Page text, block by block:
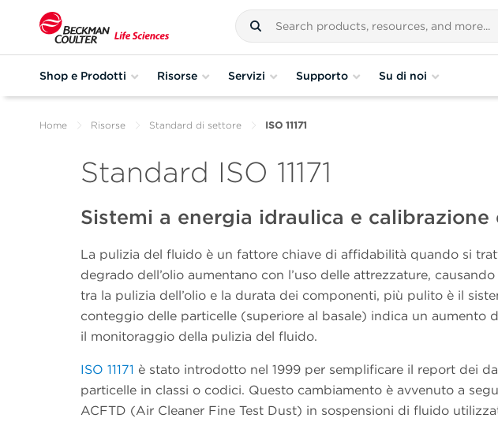
Shop e Prodotti Risorse Servizi Supporto Su di noi
Home Risorse Standard di settore ISO 11171
Standard ISO 11171
Sistemi a energia idraulica e
La pulizia del fluido è un fattore chiave di affidabilità quando si
degrado dell’olio aumentano con l’uso delle attrezzature,
tra la pulizia dell’olio e la durata dei componenti, più pulito è il
conteggio delle particelle (superiore al basale) indica un
il monitoraggio della pulizia del fluido.
ISO 11171 è stato introdotto nel 1999 per semplificare il report dei
particelle in classi o codici. Questo cambiamento è avvenuto a
ACFTD (Air Cleaner Fine Test Dust) in sospensioni di fluido